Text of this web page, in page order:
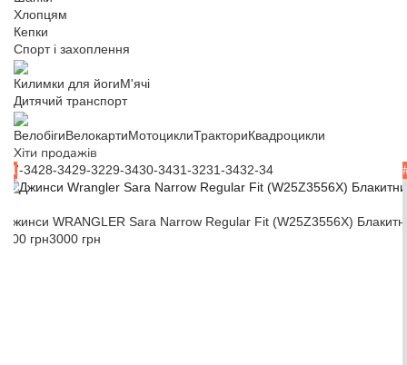
Хлопцям
Кепки
Спорт і захоплення
Килимки для йогиМ'ячі
Дитячий транспорт
ВелобігиВелокартиМотоциклиТракториКвадроцикли
Хіти продажів
#1
27-3428-3429-3229-3430-3431-3231-3432-34
Джинси WRANGLER Sara Narrow Regular Fit (W25Z3556X)
900 грн3000 грн